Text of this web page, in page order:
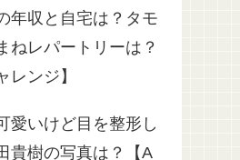
年収と自宅は？タモ
ねレパートリーは？
レンジ】
愛いけど目を整形し
貴樹の写真は？【A